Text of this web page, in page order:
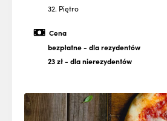
32. Piętro
Cena
bezpłatne- dla rezydentów
23 zł- dla nierezydentów